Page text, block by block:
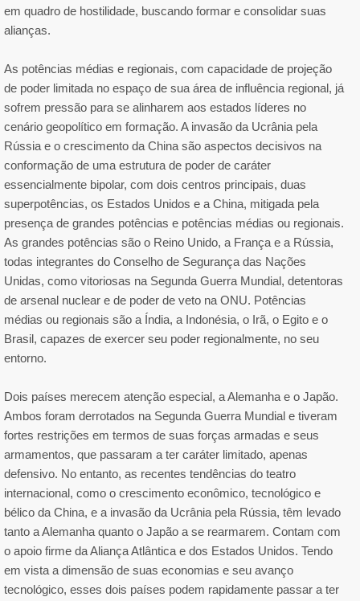
em quadro de hostilidade, buscando formar e consolidar suas
alianças.
As potências médias e regionais, com capacidade de projeção
de poder limitada no espaço de sua área de influência regional, já
sofrem pressão para se alinharem aos estados líderes no
cenário geopolítico em formação. A invasão da Ucrânia pela
Rússia e o crescimento da China são aspectos decisivos na
conformação de uma estrutura de poder de caráter
essencialmente bipolar, com dois centros principais, duas
superpotências, os Estados Unidos e a China, mitigada pela
presença de grandes potências e potências médias ou regionais.
As grandes potências são o Reino Unido, a França e a Rússia,
todas integrantes do Conselho de Segurança das Nações
Unidas, como vitoriosas na Segunda Guerra Mundial, detentoras
de arsenal nuclear e de poder de veto na ONU. Potências
médias ou regionais são a Índia, a Indonésia, o Irã, o Egito e o
Brasil, capazes de exercer seu poder regionalmente, no seu
entorno.
Dois países merecem atenção especial, a Alemanha e o Japão.
Ambos foram derrotados na Segunda Guerra Mundial e tiveram
fortes restrições em termos de suas forças armadas e seus
armamentos, que passaram a ter caráter limitado, apenas
defensivo. No entanto, as recentes tendências do teatro
internacional, como o crescimento econômico, tecnológico e
bélico da China, e a invasão da Ucrânia pela Rússia, têm levado
tanto a Alemanha quanto o Japão a se rearmarem. Contam com
o apoio firme da Aliança Atlântica e dos Estados Unidos. Tendo
em vista a dimensão de suas economias e seu avanço
tecnológico, esses dois países podem rapidamente passar a ter